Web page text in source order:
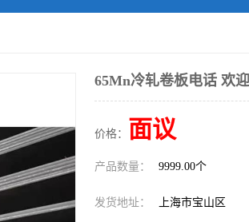
65Mn冷轧卷板电话 欢
价格： 面议
产品数量： 9999.00个
发货地址： 上海市宝山区